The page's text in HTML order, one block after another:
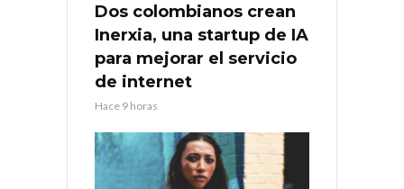
Dos colombianos crean
Inerxia, una startup de IA
para mejorar el servicio
de internet
Hace 9 horas